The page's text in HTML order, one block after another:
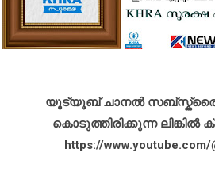
യൂട്യൂബ് ചാനൽ
കൊടുത്തിരിക്കുന്ന ലിങ്കിൽ
https://www.youtube.com/